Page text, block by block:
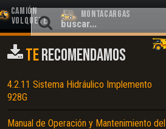
Camión
Volquete
Montacargas
TERECOMENDAMOS
4.2.11 Sistema Hidráulico Implemento
928G
Manual de Operación y Mantenimiento del